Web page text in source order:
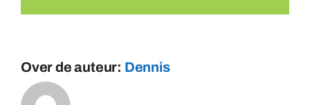
Over de auteur: Dennis